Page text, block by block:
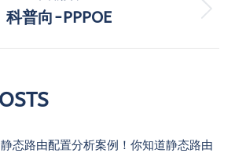
文
未
的
科普向-PPPOE
静态路由配置分析案例！你知道静态路由